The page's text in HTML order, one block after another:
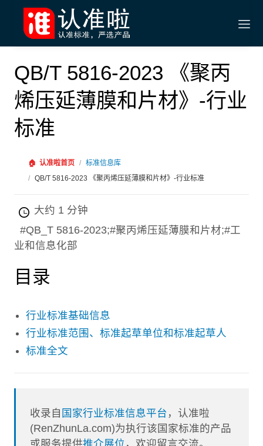
QB/T 5816-2023 《聚丙
烯压延薄膜和片材》-行业
标准
🏠 认准啦首页 / 标准信息库
/ QB/T 5816-2023 《聚丙烯压延薄膜和片材》-行业标准
大约 1 分钟
#QB_T 5816-2023;#聚丙烯压延薄膜和片材;#工
业和信息化部
目录
行业标准基础信息
行业标准范围、标准起草单位和标准起草人
标准全文
收录自 国家行业标准信息平台 ，认准啦
(RenZhunLa.com)为执行该国家标准的产品
或服务提供推介展位 ，欢迎留言交流。